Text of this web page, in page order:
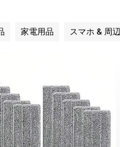
家電用品 スマホ & 周